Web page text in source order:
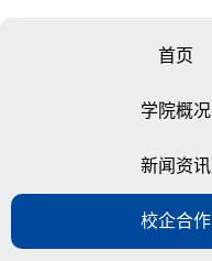
首页
学院概况
新闻资讯
校企合作